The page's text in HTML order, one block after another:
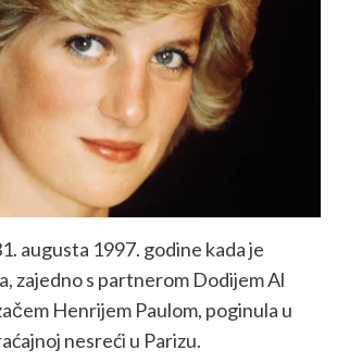
augusta 1997. godine kada je
zajedno s partnerom Dodijem Al
Henrijem Paulom, poginula u
nesreći u Parizu.